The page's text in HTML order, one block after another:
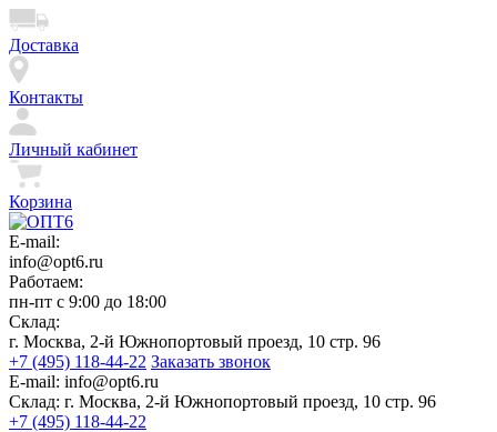
Доставка
Контакты
Личный кабинет
Корзина
E-mail:
info@opt6.ru
Работаем:
пн-пт с 9:00 до 18:00
Склад:
г. Москва, 2-й Южнопортовый проезд, 10 стр. 96
+7 (495) 118-44-22 Заказать звонок
E-mail: info@opt6.ru
Склад: г. Москва, 2-й Южнопортовый проезд, 10 стр. 96
+7 (495) 118-44-22